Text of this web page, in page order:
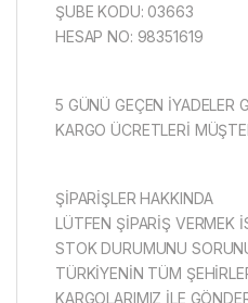
ŞUBE KODU: 03663
HESAP NO: 98351619
5 GÜNÜ GEÇEN İYADELER
KARGO ÜCRETLERİ
ŞİPARİŞLER HAKKINDA
LÜTFEN ŞİPARİŞ VERMEK
STOK DURUMUNU
TÜRKİYENİN TÜM
KARGOLARIMIZ İLE